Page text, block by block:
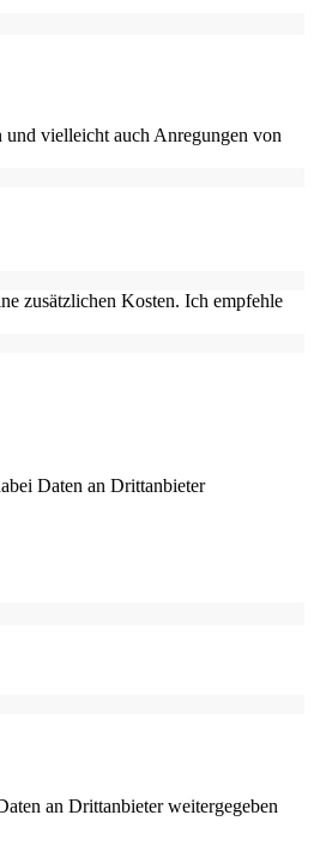
vielleicht auch Anregungen von
zusätzlichen Kosten. Ich empfehle
Daten an Drittanbieter
an Drittanbieter weitergegeben